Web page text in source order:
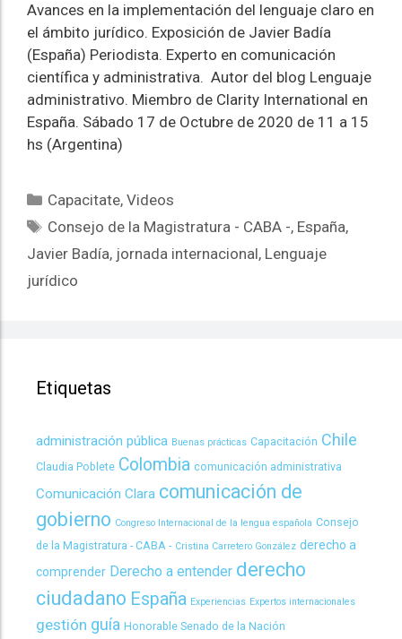
Avances en la implementación del lenguaje claro en
el ámbito jurídico. Exposición de Javier Badía
(España) Periodista. Experto en comunicación
científica y administrativa. Autor del blog Lenguaje
administrativo. Miembro de Clarity International en
España. Sábado 17 de Octubre de 2020 de 11 a 15
hs (Argentina)
Capacitate,Videos
Consejo de la Magistratura - CABA -, España,
Javier Badía, jornada internacional, Lenguaje
jurídico
Etiquetas
administración pública Buenas prácticas Capacitación Chile
Claudia Poblete Colombia comunicación administrativa
Comunicación Clara comunicación de
gobierno Congreso Internacional de la lengua española Consejo
de la Magistratura - CABA - Cristina Carretero González derecho a
comprender Derecho a entender derecho
ciudadano España Experiencias Expertos internacionales
gestión guía Honorable Senado de la Nación